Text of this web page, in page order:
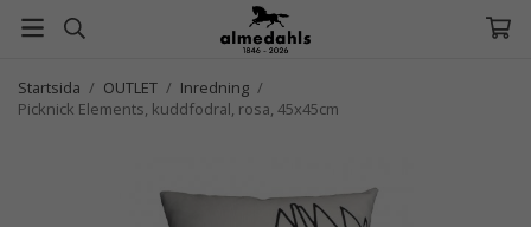
Startsida / OUTLET / Inredning /
Picknick Elements, kuddfodral, rosa, 45x45cm